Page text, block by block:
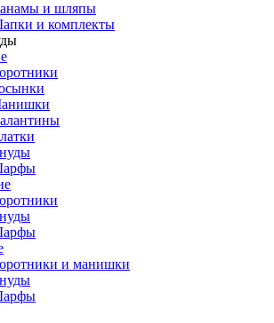
и шляпы
и комплекты
и манишки